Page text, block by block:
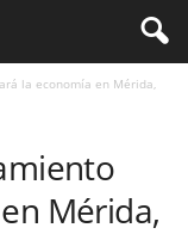
la economía en Mérida,
Mérida,